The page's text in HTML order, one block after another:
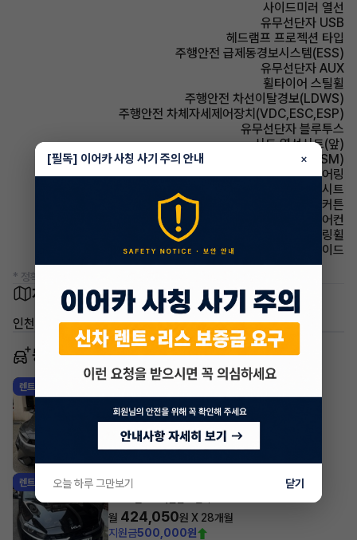
사이드미러 열선
유무선단자 USB
헤드램프 프로젝션 타입
주행안전 급제동경보시스템(ESS)
유무선단자 AUX
휠타이어 스틸휠
주행안전 차선이탈경보(LDWS)
주행안전 차체자세제어장치(VDC,ESC,ESP)
유무선단자 블루투스
시트 열선시트(앞)
주행안전 샤시 통합 제어 시스템(VSM)
스티어링휠 텔레스코픽 스티어링
시트 인조가죽시트
에어백 커튼
에어컨 수동에어컨
스티어링휠 속도감응식 스티어링휠
에어백 사이드
* 정확한 정보는 판매자와 반드시 확인하시기 바랍니다.
차량 위치
인천 남동구 구월동
동일 차종 이어카
렌트
·
월412,060원 X37개월
지원금1,500,000원
조회 962시간 전
렌트 기아 K3
월 424,050원 X 28개월
지원금500,000원
[필독] 이어카 사칭 사기 주의 안내 ×
오늘 하루 그만보기 닫기